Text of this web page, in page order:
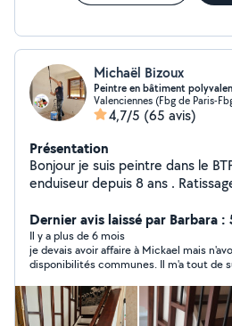
Michaël Bizoux
Peintre en bâtiment
Valenciennes (Fbg de Paris-
4,7/5 (65 avis)
Présentation
Bonjour je suis peintre dans le
enduiseur depuis 8 ans .
.TRAVAIL SOIGNÉ ET
Dernier avis laissé par Barbara :
Il y a plus de 6 mois
je devais avoir affaire à Mickael mais
disponibilités communes. Il m'a tout de